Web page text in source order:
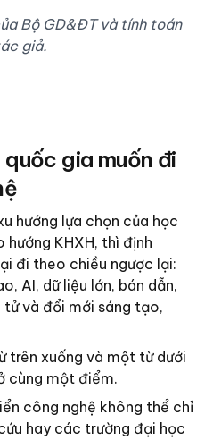
Bộ GD&ĐT và tính toán
giả.
gia muốn đi
hướng lựa chọn của học
KHXH, thì định
đi theo chiều ngược lại:
AI, dữ liệu lớn, bán dẫn,
tử và đổi mới sáng tạo,
trên xuống và một từ dưới
cùng một điểm.
công nghệ không thể chỉ
hay các trường đại học